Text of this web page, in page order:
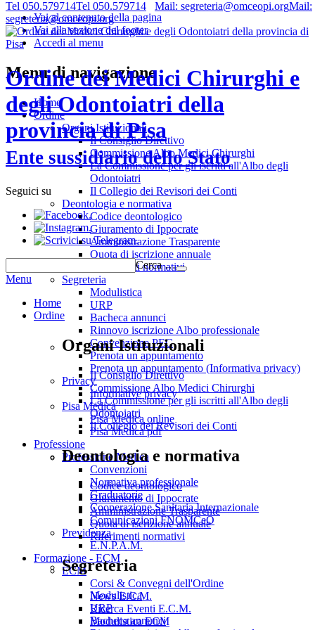
Vai al contenuto della pagina
Vai alla sezione del footer
Accedi al menu
Tel 050.579714Tel 050.579714 Mail: segreteria@omceopi.orgMail:
segreteria@omceopi.org
Ordine dei Medici Chirurghi e
degli Odontoiatri della
provincia di Pisa
Ente sussidiario dello Stato
Seguici su
.
.
.
Cerca …
Menu
Home
Ordine
Organi Istituzionali
Il Consiglio Direttivo
Commissione Albo Medici Chirurghi
La Commissione per gli iscritti all'Albo degli
Odontoiatri
Il Collegio dei Revisori dei Conti
Deontologia e normativa
Codice deontologico
Giuramento di Ippocrate
Amministrazione Trasparente
Quota di iscrizione annuale
Riferimenti normativi
Segreteria
Modulistica
URP
Bacheca annunci
Menu di navigazione
Home
Ordine
Organi Istituzionali
Il Consiglio Direttivo
Commissione Albo Medici Chirurghi
La Commissione per gli iscritti all'Albo degli
Odontoiatri
Il Collegio dei Revisori dei Conti
Deontologia e normativa
Codice deontologico
Giuramento di Ippocrate
Amministrazione Trasparente
Quota di iscrizione annuale
Riferimenti normativi
Segreteria
Modulistica
URP
Bacheca annunci
Rinnovo iscrizione Albo professionale
Convenzione PEC
Prenota un appuntamento
Prenota un appuntamento (Informativa privacy)
Privacy
Informative privacy
Pisa Medica
Pisa Medica online
Pisa Medica pdf
Professione
Professione Medica
Convenzioni
Normativa professionale
Graduatorie
Cooperazione Sanitaria Internazionale
Comunicazioni FNOMCeO
Previdenza
E.N.P.A.M.
Formazione - ECM
ECM
Corsi & Convegni dell'Ordine
News E.C.M.
Ricerca Eventi E.C.M.
Modulistica ECM